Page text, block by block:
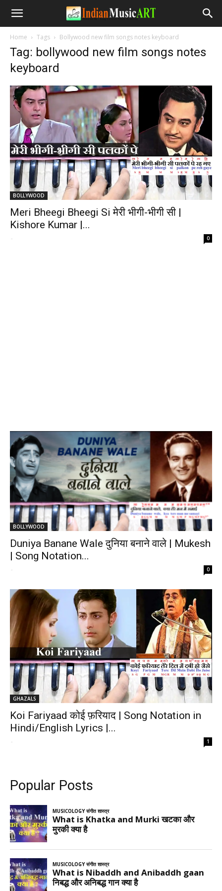
Home Tags Bollywood new film songs notes keyboard
Tag: bollywood new film songs notes
keyboard
BOLLYWOOD
Meri Bheegi Bheegi Si मेरी भीगी-भीगी सी |
Kishore Kumar |...
- 0
BOLLYWOOD
Duniya Banane Wale दुनिया बनाने वाले | Mukesh
| Song Notation...
- 0
GHAZALS
Koi Fariyaad कोई फ़रियाद | Song Notation in
Hindi/English Lyrics |...
- 1
Popular Posts